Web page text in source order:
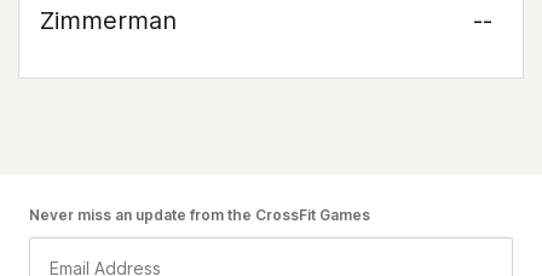
Zimmerman
--
Never miss an update from the CrossFit Games